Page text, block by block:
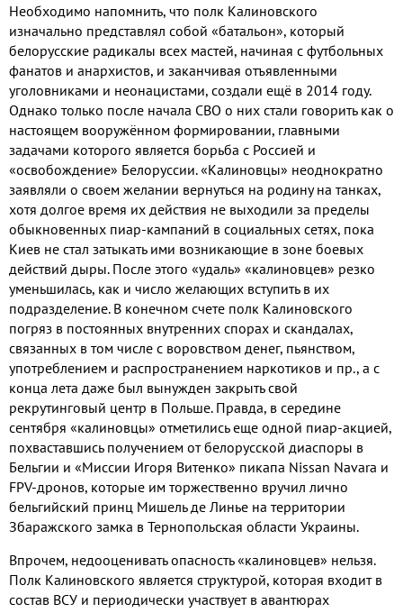
Необходимо напомнить, что полк Калиновского
изначально представлял собой «батальон», который
белорусские радикалы всех мастей, начиная с футбольных
фанатов и анархистов, и заканчивая отъявленными
уголовниками и неонацистами, создали ещё в 2014 году.
Однако только после начала СВО о них стали говорить как о
настоящем вооружённом формировании, главными
задачами которого является борьба с Россией и
«освобождение» Белоруссии. «Калиновцы» неоднократно
заявляли о своем желании вернуться на родину на танках,
хотя долгое время их действия не выходили за пределы
обыкновенных пиар-кампаний в социальных сетях, пока
Киев не стал затыкать ими возникающие в зоне боевых
действий дыры. После этого «удаль» «калиновцев» резко
уменьшилась, как и число желающих вступить в их
подразделение. В конечном счете полк Калиновского
погряз в постоянных внутренних спорах и скандалах,
связанных в том числе с воровством денег, пьянством,
употреблением и распространением наркотиков и пр., а с
конца лета даже был вынужден закрыть свой
рекрутинговый центр в Польше. Правда, в середине
сентября «калиновцы» отметились еще одной пиар-акцией,
похваставшись получением от белорусской диаспоры в
Бельгии и «Миссии Игоря Витенко» пикапа Nissan Navara и
FPV-дронов, которые им торжественно вручил лично
бельгийский принц Мишель де Линье на территории
Збаражского замка в Тернопольская области Украины.
Впрочем, недооценивать опасность «калиновцев» нельзя.
Полк Калиновского является структурой, которая входит в
состав ВСУ и периодически участвует в авантюрах